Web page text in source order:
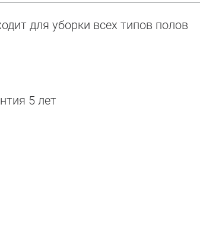
для уборки всех типов полов
5 лет